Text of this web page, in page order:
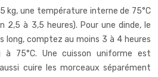
kg, une température interne de 75°C
2,5 à 3,5 heures). Pour une dinde, le
long, comptez au moins 3 à 4 heures
75°C. Une cuisson uniforme est
cuire les morceaux séparément